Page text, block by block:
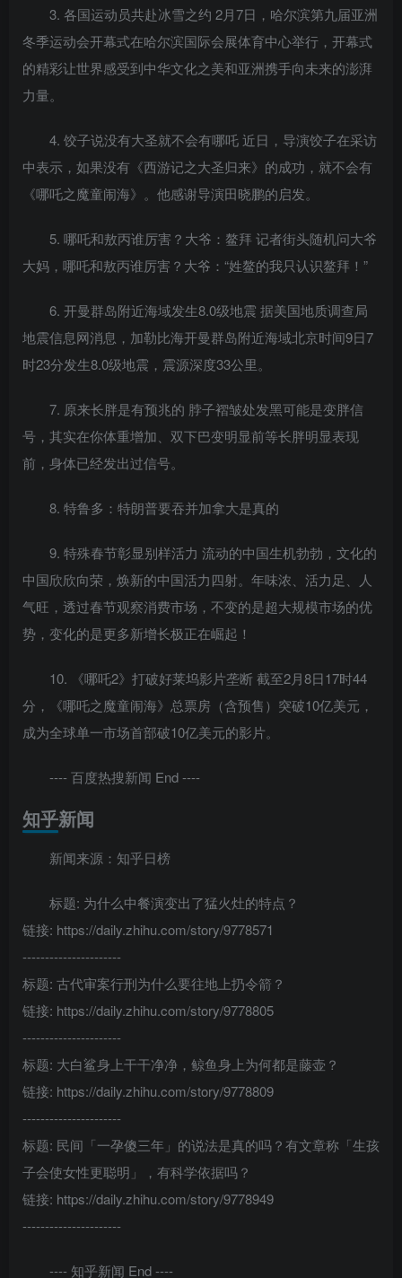
3. 各国运动员共赴冰雪之约 2月7日，哈尔滨第九届亚洲
冬季运动会开幕式在哈尔滨国际会展体育中心举行，开幕式
的精彩让世界感受到中华文化之美和亚洲携手向未来的澎湃
力量。
4. 饺子说没有大圣就不会有哪吒 近日，导演饺子在采访
中表示，如果没有《西游记之大圣归来》的成功，就不会有
《哪吒之魔童闹海》。他感谢导演田晓鹏的启发。
5. 哪吒和敖丙谁厉害？大爷：鳌拜 记者街头随机问大爷
大妈，哪吒和敖丙谁厉害？大爷：“姓鳌的我只认识鳌拜！”
6. 开曼群岛附近海域发生8.0级地震 据美国地质调查局
地震信息网消息，加勒比海开曼群岛附近海域北京时间9日7
时23分发生8.0级地震，震源深度33公里。
7. 原来长胖是有预兆的 脖子褶皱处发黑可能是变胖信
号，其实在你体重增加、双下巴变明显前等长胖明显表现
前，身体已经发出过信号。
8. 特鲁多：特朗普要吞并加拿大是真的
9. 特殊春节彰显别样活力 流动的中国生机勃勃，文化的
中国欣欣向荣，焕新的中国活力四射。年味浓、活力足、人
气旺，透过春节观察消费市场，不变的是超大规模市场的优
势，变化的是更多新增长极正在崛起！
10. 《哪吒2》打破好莱坞影片垄断 截至2月8日17时44
分，《哪吒之魔童闹海》总票房（含预售）突破10亿美元，
成为全球单一市场首部破10亿美元的影片。
---- 百度热搜新闻 End ----
知乎新闻
新闻来源：知乎日榜
标题: 为什么中餐演变出了猛火灶的特点？
链接: https://daily.zhihu.com/story/9778571
----------------------
标题: 古代审案行刑为什么要往地上扔令箭？
链接: https://daily.zhihu.com/story/9778805
----------------------
标题: 大白鲨身上干干净净，鲸鱼身上为何都是藤壶？
链接: https://daily.zhihu.com/story/9778809
----------------------
标题: 民间「一孕傻三年」的说法是真的吗？有文章称「生孩
子会使女性更聪明」，有科学依据吗？
链接: https://daily.zhihu.com/story/9778949
----------------------
---- 知乎新闻 End ----